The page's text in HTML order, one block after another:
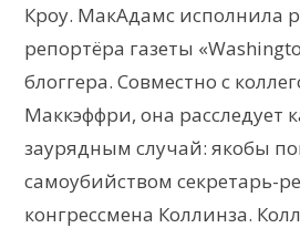
Кроу. МакАдамс исполнила
репортёра газеты
блоггера. Совместно с
Маккэффри, она расследует
заурядным случай: якобы
самоубийством секретарь-
конгрессмена Коллинза.